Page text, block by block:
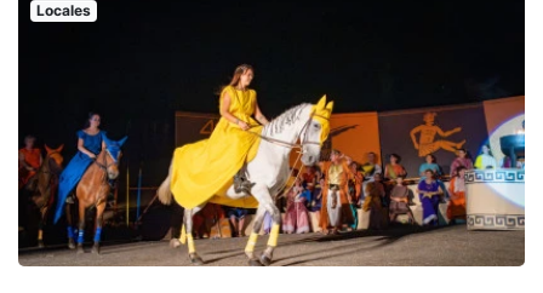
Locales